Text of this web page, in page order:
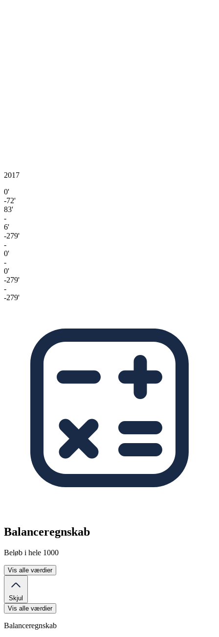
2017
0'
-72'
83'
-
6'
-279'
-
0'
-
0'
-279'
-
-279'
Balanceregnskab
Beløb i hele 1000
Vis alle værdier
Skjul
Vis alle værdier
Balanceregnskab